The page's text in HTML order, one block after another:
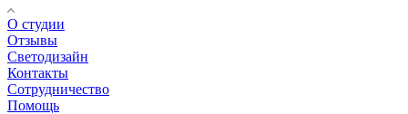
О студии
Отзывы
Светодизайн
Контакты
Сотрудничество
Помощь